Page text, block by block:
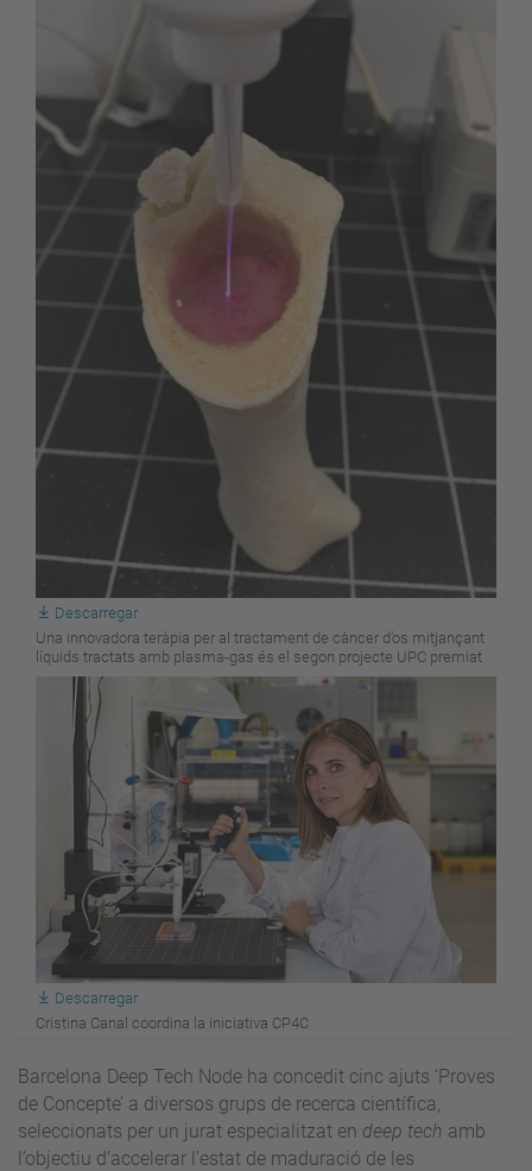
Descarregar
Una innovadora teràpia per al tractament de càncer d’os mitjançant
líquids tractats amb plasma-gas és el segon projecte UPC premiat
Descarregar
Cristina Canal coordina la iniciativa CP4C
Barcelona Deep Tech Node ha concedit cinc ajuts ‘Proves
de Concepte’ a diversos grups de recerca científica,
seleccionats per un jurat especialitzat en deep tech amb
l’objectiu d’accelerar l’estat de maduració de les